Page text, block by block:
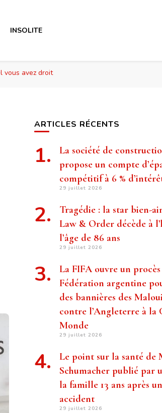
INSOLITE
vous avez droit
ARTICLES RÉCENTS
La société de
propose un compte
compétitif à 6 %
29 juillet 2026
Tragédie : la star bien-
Law & Order décède à
l’âge de 86 ans
29 juillet 2026
La FIFA ouvre un
Fédération argentine
des bannières des
contre l’Angleterre à la
Monde
29 juillet 2026
Le point sur la santé de
Schumacher publié par
la famille 13 ans après
accident
29 juillet 2026